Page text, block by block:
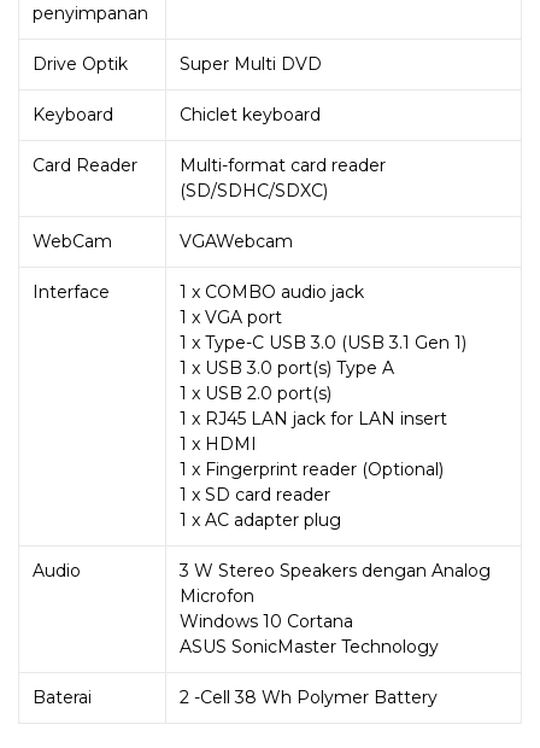
penyimpanan
Drive Optik Super Multi DVD
Keyboard Chiclet keyboard
Card Reader
Multi-format card reader
(SD/SDHC/SDXC)
WebCam VGAWebcam
Interface
1 x COMBO audio jack
1 x VGA port
1 x Type-C USB 3.0 (USB 3.1 Gen 1)
1 x USB 3.0 port(s) Type A
1 x USB 2.0 port(s)
1 x RJ45 LAN jack for LAN insert
1 x HDMI
1 x Fingerprint reader (Optional)
1 x SD card reader
1 x AC adapter plug
Audio
3 W Stereo Speakers dengan Analog
Microfon
Windows 10 Cortana
ASUS SonicMaster Technology
Baterai 2 -Cell 38 Wh Polymer Battery